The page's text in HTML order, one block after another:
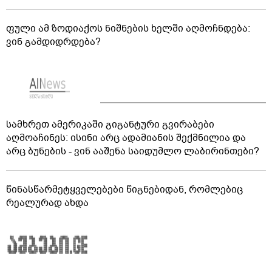
ფული ამ ზოდიაქოს ნიშნების ხელში აღმოჩნდება:
ვინ გამდიდრდება?
სამხრეთ ამერიკაში გიგანტური გვირაბები
აღმოაჩინეს: ისინი არც ადამიანის შექმნილია და
არც ბუნების - ვინ ააშენა საიდუმლო ლაბირინთები?
წინასწარმეტყველებები წიგნებიდან, რომლებიც
რეალურად ახდა